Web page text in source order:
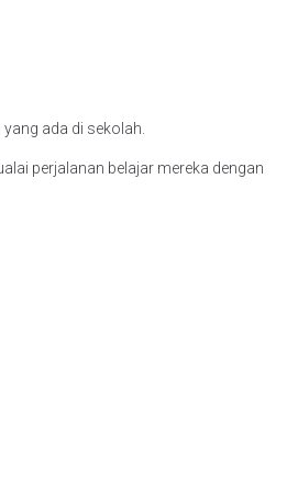
ada di sekolah.
perjalanan belajar mereka dengan